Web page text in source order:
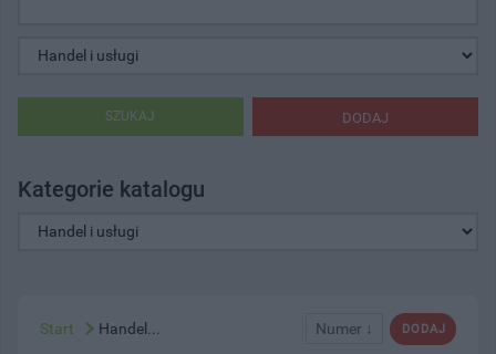
DODAJ
SZUKAJ
Kategorie katalogu
DODAJ
Numer ↓
Start Handel...